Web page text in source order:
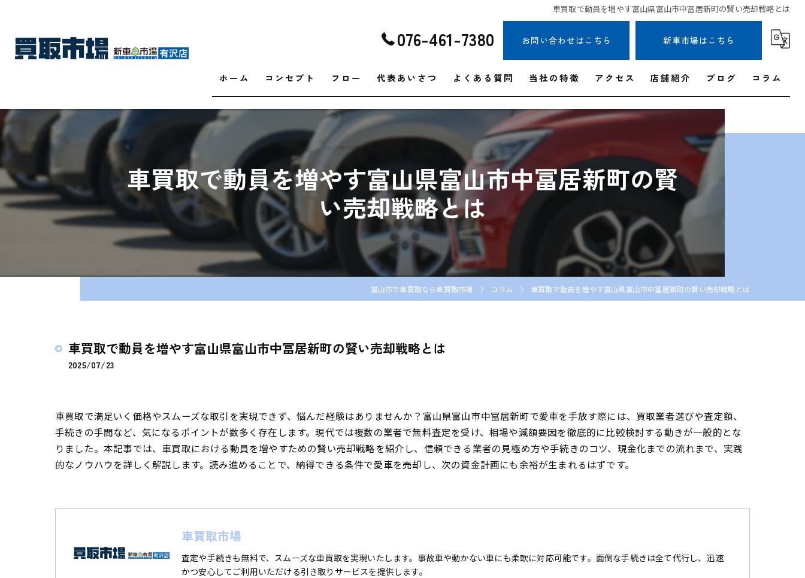
車買取で動員を増やす富山県富山市中冨居新町の賢い売却戦略とは
076-461-7380 お問い合わせはこちら 新車市場はこちら
ホーム コンセプト フロー 代表あいさつ よくある質問 当社の特徴
出張
無料査定
即日現金
アクセス 店舗紹介 ブログ コラム
車買取で動員を増やす富山県富山市中冨居新町の賢
い売却戦略とは
富山市で車買取なら車買取市場 コラム 車買取で動員を増やす富山県富山市中冨居新町の賢い売却戦略とは
車買取で動員を増やす富山県富山市中冨居新町の賢い売却戦略とは
2025/07/23
車買取で満足いく価格やスムーズな取引を実現できず、悩んだ経験はありませんか？富山県富山市中冨居新町で愛車を手放す際には、買取業者選びや査定額、
手続きの手間など、気になるポイントが数多く存在します。現代では複数の業者で無料査定を受け、相場や減額要因を徹底的に比較検討する動きが一般的とな
りました。本記事では、車買取における動員を増やすための賢い売却戦略を紹介し、信頼できる業者の見極め方や手続きのコツ、現金化までの流れまで、実践
的なノウハウを詳しく解説します。読み進めることで、納得できる条件で愛車を売却し、次の資金計画にも余裕が生まれるはずです。
車買取市場
査定や手続きも無料で、スムーズな車買取を実現いたします。事故車や動かない車にも柔軟に対応可能です。面倒な手続きは全て代行し、迅速
かつ安心してご利用いただける引き取りサービスを提供します。